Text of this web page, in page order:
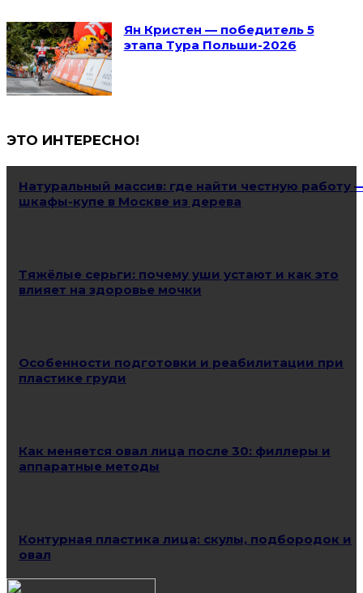
Ян Кристен — победитель 5
этапа Тура Польши-2026
ЭТО ИНТЕРЕСНО!
Натуральный массив: где найти честную работу
шкафы-купе в Москве из дерева
Тяжёлые серьги: почему уши устают и как это
влияет на здоровье мочки
Особенности подготовки и реабилитации при
пластике груди
Как меняется овал лица после 30: филлеры и
аппаратные методы
Контурная пластика лица: скулы, подбородок и
овал